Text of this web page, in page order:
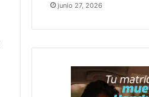
junio 27, 2026